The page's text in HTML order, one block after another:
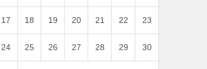
17 18 19 20 21 22 23
24 25 26 27 28 29 30